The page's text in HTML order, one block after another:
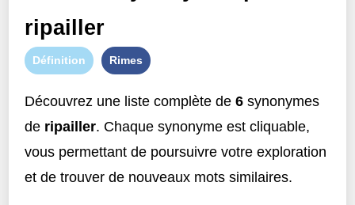
ripailler
Définition Rimes
Découvrez une liste complète de6 synonymes
de ripailler. Chaque synonyme est cliquable,
vous permettant de poursuivre votre exploration
et de trouver de nouveaux mots similaires.